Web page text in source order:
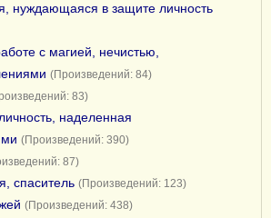
нуждающаяся в защите личность
с магией, нечистью,
(Произведений: 84)
83)
наделенная
(Произведений: 390)
87)
спаситель (Произведений: 123)
(Произведений: 438)